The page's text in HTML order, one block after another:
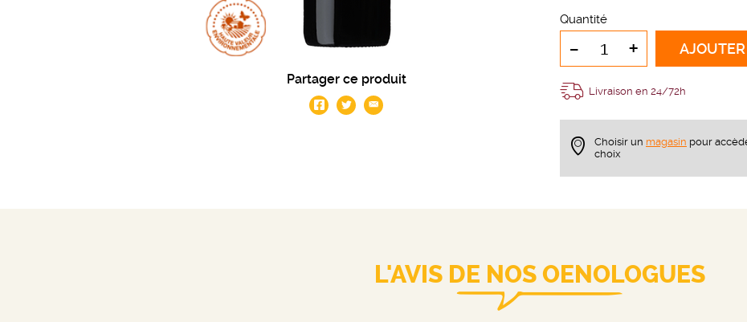
Partager ce produit
Quantité
- + AJOUTER
Livraison en 24/72h
Choisir un magasin pour
choix
L'AVIS DE NOS OENOLOGUES